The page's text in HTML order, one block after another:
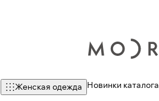
Женская одежда Новинки каталога